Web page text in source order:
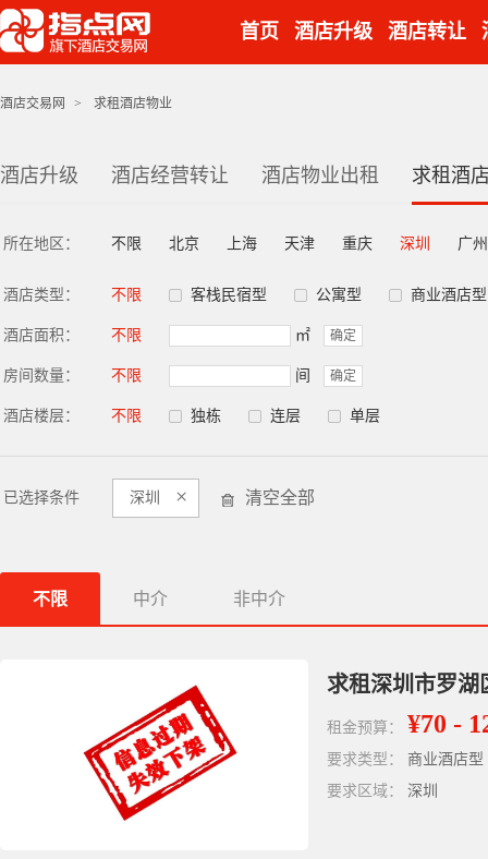
首页 酒店升级 酒店转让
酒店交易网 > 求租酒店物业
酒店升级 酒店经营转让 酒店物业出租 求租酒
所在地区： 不限 北京 上海 天津 重庆 深圳 广州
酒店类型： 不限 客栈民宿型 公寓型 商业酒店型
酒店面积： 不限 ㎡ 确定
房间数量： 不限 间 确定
酒店楼层： 不限 独栋 连层 单层
已选择条件 深圳 × 清空全部
不限 中介 非中介
求租深圳市罗湖
租金预算： ¥70 -
要求类型：
商业酒店型
要求区域：
深圳